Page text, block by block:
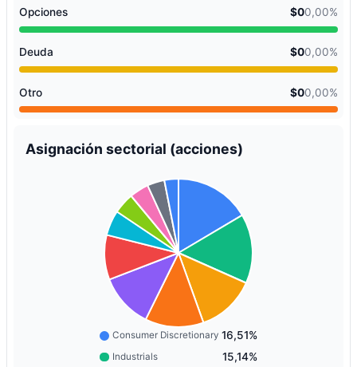
Opciones $00,00%
Deuda $00,00%
Otro $00,00%
Asignación sectorial (acciones)
Consumer Discretionary 16,51%
Industrials 15,14%